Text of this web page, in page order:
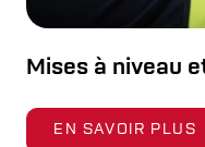
Mises à niveau
EN SAVOIR PLUS